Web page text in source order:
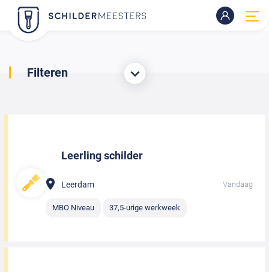
Filteren
Leerling schilder
Leerdam Vandaag
MBO Niveau 37,5-urige werkweek